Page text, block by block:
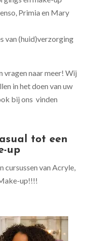
Primia en Mary
van (huid)verzorging
vragen naar meer! Wij
in het doen van uw
bij ons vinden
tot een
up
cursussen van Acryle,
up!!!!